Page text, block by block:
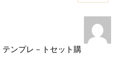
ンプレ－トセット購